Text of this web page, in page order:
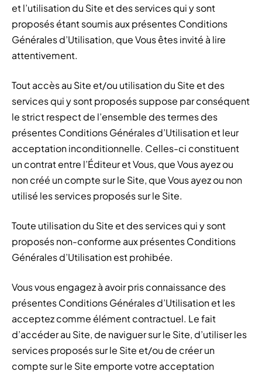
et l’utilisation du Site et des services qui y sont
proposés étant soumis aux présentes Conditions
Générales d’Utilisation, que Vous êtes invité à lire
attentivement.
Tout accès au Site et/ou utilisation du Site et des
services qui y sont proposés suppose par conséquent
le strict respect de l’ensemble des termes des
présentes Conditions Générales d’Utilisation et leur
acceptation inconditionnelle. Celles-ci constituent
un contrat entre l’Éditeur et Vous, que Vous ayez ou
non créé un compte sur le Site, que Vous ayez ou non
utilisé les services proposés sur le Site.
Toute utilisation du Site et des services qui y sont
proposés non-conforme aux présentes Conditions
Générales d’Utilisation est prohibée.
Vous vous engagez à avoir pris connaissance des
présentes Conditions Générales d’Utilisation et les
acceptez comme élément contractuel. Le fait
d’accéder au Site, de naviguer sur le Site, d’utiliser les
services proposés sur le Site et/ou de créer un
compte sur le Site emporte votre acceptation